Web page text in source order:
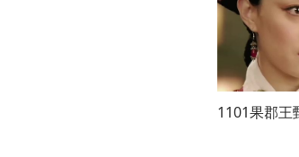
1101果郡王